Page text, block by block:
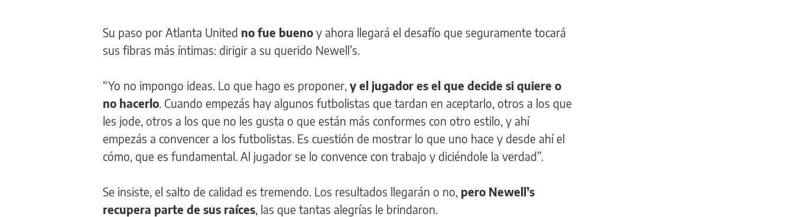
Su paso por Atlanta United no fue bueno y ahora llegará el desafío que seguramente tocará
sus fibras más íntimas: dirigir a su querido Newell’s.
“Yo no impongo ideas. Lo que hago es proponer, y el jugador es el que decide si quiere o
no hacerlo. Cuando empezás hay algunos futbolistas que tardan en aceptarlo, otros a los que
les jode, otros a los que no les gusta o que están más conformes con otro estilo, y ahí
empezás a convencer a los futbolistas. Es cuestión de mostrar lo que uno hace y desde ahí el
cómo, que es fundamental. Al jugador se lo convence con trabajo y diciéndole la verdad”.
Se insiste, el salto de calidad es tremendo. Los resultados llegarán o no, pero Newell’s
recupera parte de sus raíces, las que tantas alegrías le brindaron.